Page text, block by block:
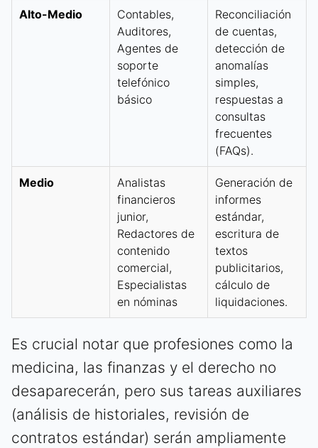
Alto-Medio
Contables,
Auditores,
Agentes de
soporte
telefónico
básico
Reconciliación
de cuentas,
detección de
anomalías
simples,
respuestas a
consultas
frecuentes
(FAQs).
Medio
Analistas
financieros
junior,
Redactores de
contenido
comercial,
Especialistas
en nóminas
Generación de
informes
estándar,
escritura de
textos
publicitarios,
cálculo de
liquidaciones.
Es crucial notar que profesiones como la
medicina, las finanzas y el derecho no
desaparecerán, pero sus tareas auxiliares
(análisis de historiales, revisión de
contratos estándar) serán ampliamente